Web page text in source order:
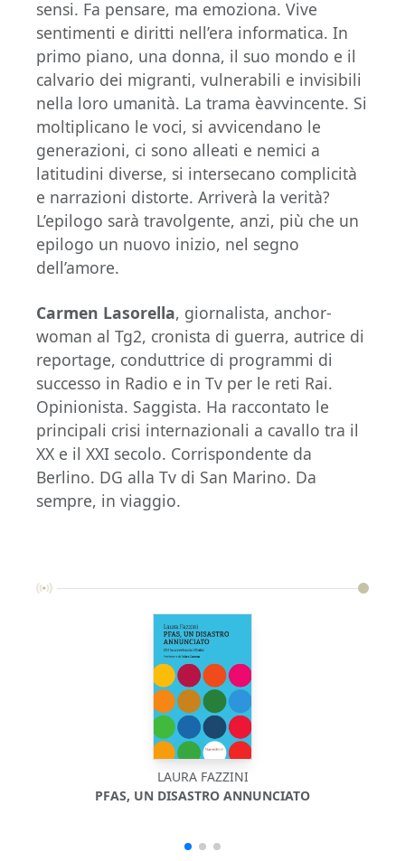
sensi. Fa pensare, ma emoziona. Vive
sentimenti e diritti nell’era informatica. In
primo piano, una donna, il suo mondo e il
calvario dei migranti, vulnerabili e invisibili
nella loro umanità. La trama èavvincente. Si
moltiplicano le voci, si avvicendano le
generazioni, ci sono alleati e nemici a
latitudini diverse, si intersecano complicità
e narrazioni distorte. Arriverà la verità?
L’epilogo sarà travolgente, anzi, più che un
epilogo un nuovo inizio, nel segno
dell’amore.
Carmen Lasorella, giornalista, anchor-
woman al Tg2, cronista di guerra, autrice di
reportage, conduttrice di programmi di
successo in Radio e in Tv per le reti Rai.
Opinionista. Saggista. Ha raccontato le
principali crisi internazionali a cavallo tra il
XX e il XXI secolo. Corrispondente da
Berlino. DG alla Tv di San Marino. Da
sempre, in viaggio.
LAURA FAZZINI
PFAS, UN DISASTRO ANNUNCIATO